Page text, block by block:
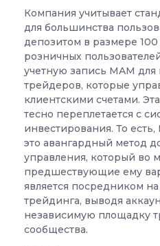
Компания учитывает
для большинства
депозитом в размере
розничных
учетную запись MAM
трейдеров, которые
клиентскими счетами.
тесно переплетается с
инвестирования. То
это авангардный метод
управления, который во
предшествующие ему
является посредником
трейдинга, выводя
независимую площадку
сообщества.